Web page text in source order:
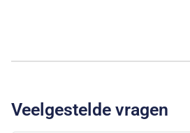
Veelgestelde vragen